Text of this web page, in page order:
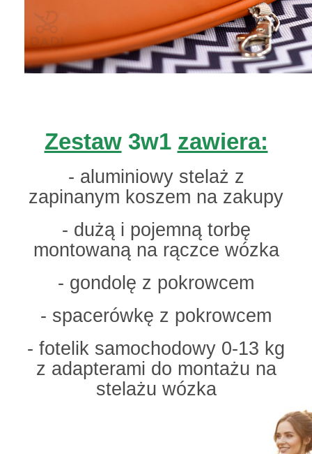
Zestaw3w1 zawiera:
- aluminiowy stelaż z
zapinanym koszem na zakupy
- dużą i pojemną torbę
montowaną na rączce wózka
- gondolę z pokrowcem
- spacerówkę z pokrowcem
- fotelik samochodowy 0-13 kg
z adapterami do montażu na
stelażu wózka